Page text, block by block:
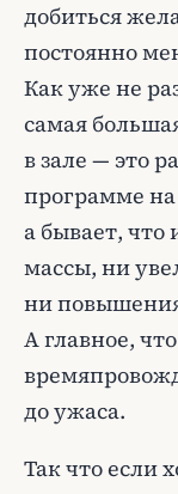
добиться
постоянно
Как уже не
самая
в зале — это
программе
а бывает, что
массы, ни
ни
А главное,
до ужаса.
Так что если